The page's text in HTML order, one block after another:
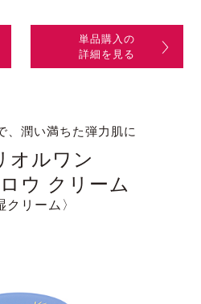
単品購入の
詳細を見る
、潤い満ちた弾力肌に
オルワン
ウ クリーム
クリーム〉